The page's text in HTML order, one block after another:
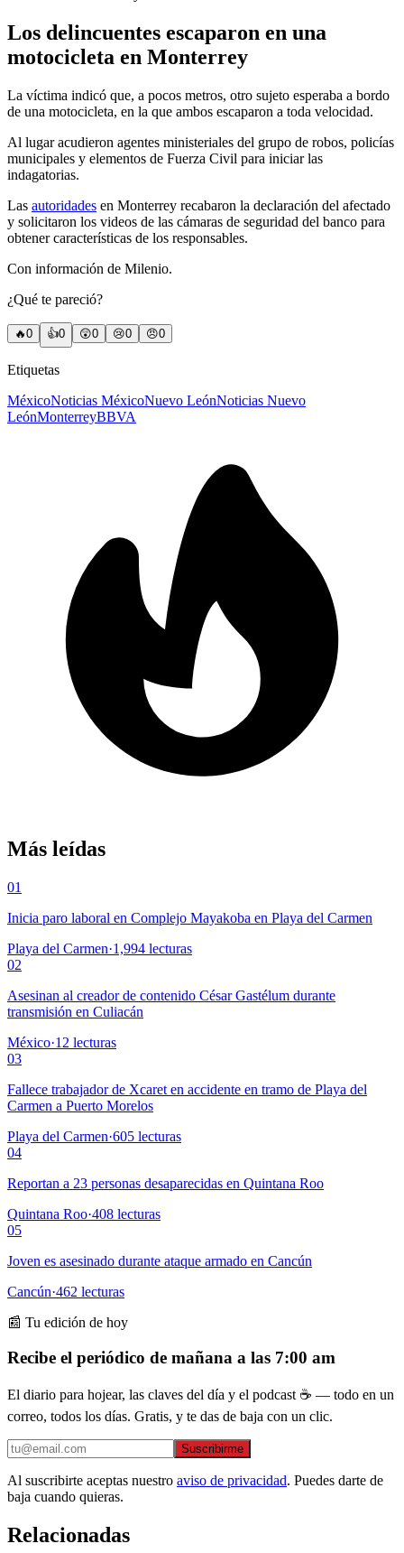
Los delincuentes escaparon en una
motocicleta en Monterrey
La víctima indicó que, a pocos metros, otro sujeto esperaba a bordo
de una motocicleta, en la que ambos escaparon a toda velocidad.
Al lugar acudieron agentes ministeriales del grupo de robos, policías
municipales y elementos de Fuerza Civil para iniciar las
indagatorias.
Las autoridades en Monterrey recabaron la declaración del afectado
y solicitaron los videos de las cámaras de seguridad del banco para
obtener características de los responsables.
Con información de Milenio.
¿Qué te pareció?
🔥0 👍0 😲0 😢0 😠0
Etiquetas
MéxicoNoticias MéxicoNuevo LeónNoticias Nuevo
LeónMonterreyBBVA
Más leídas
01
Inicia paro laboral en Complejo Mayakoba en Playa del Carmen
Playa del Carmen·1,994 lecturas
02
Asesinan al creador de contenido César Gastélum durante
transmisión en Culiacán
México·12 lecturas
03
Fallece trabajador de Xcaret en accidente en tramo de Playa del
Carmen a Puerto Morelos
Playa del Carmen·605 lecturas
04
Reportan a 23 personas desaparecidas en Quintana Roo
Quintana Roo·408 lecturas
05
Joven es asesinado durante ataque armado en Cancún
Cancún·462 lecturas
📰 Tu edición de hoy
Recibe el periódico de mañana a las 7:00 am
El diario para hojear, las claves del día y el podcast ☕ — todo en un
correo, todos los días. Gratis, y te das de baja con un clic.
Suscribirme
Al suscribirte aceptas nuestro aviso de privacidad. Puedes darte de
baja cuando quieras.
Relacionadas